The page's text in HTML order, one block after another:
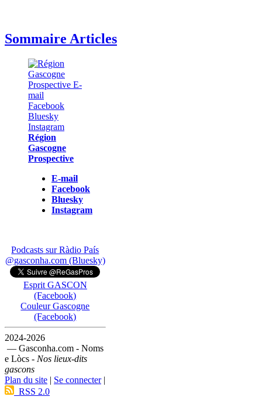
Sommaire Articles
Région
Gascogne
Prospective
E-mail
Facebook
Bluesky
Instagram
Podcasts sur Ràdio País
@gasconha.com (Bluesky)
Esprit GASCON
(Facebook)
Couleur Gascogne
(Facebook)
2024-2026
— Gasconha.com - Noms
e Lòcs - Nos lieux-dits
gascons
Plan du site | Se connecter|
RSS 2.0